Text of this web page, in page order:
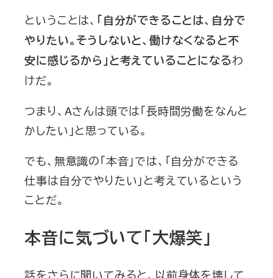
ということは、 「自分ができることは、自分で
やりたい。そうしないと、働けなくなると不
安に感じるから」と考えていることになるわ
けだ。
つまり、Aさんは頭では「長時間労働をなんと
かしたい」と思っている。
でも、無意識の「本音」では、「自分ができる
仕事は自分でやりたい」と考えているという
ことだ。
本音に気づいて「大爆笑」
話をさらに聞いてみると、以前身体を壊して